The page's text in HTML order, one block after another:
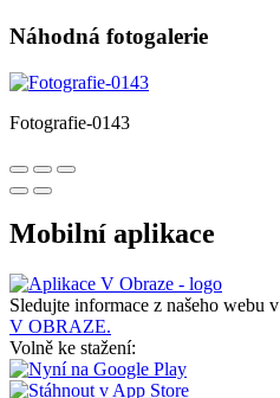
Náhodná fotogalerie
Fotografie-0143
Mobilní aplikace
Sledujte informace z našeho webu v
V OBRAZE.
Volně ke stažení: